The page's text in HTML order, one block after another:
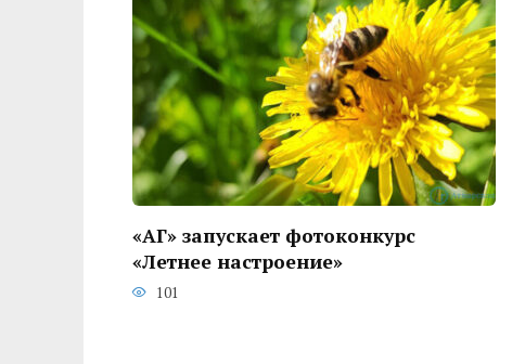
«АГ» запускает фотоконкурс
«Летнее настроение»
101